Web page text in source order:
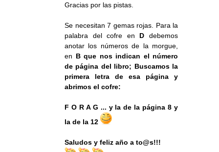
Gracias por las pistas.
Se necesitan 7 gemas rojas. Para la
palabra del cofre en D debemos
anotar los números de la morgue,
en B que nos indican el número
de página del libro; Buscamos la
primera letra de esa página y
abrimos el cofre:
F O R A G ... y la de la página 8 y
la de la 12
Saludos y feliz año a to@s!!!